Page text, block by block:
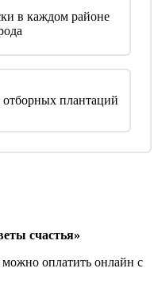
в каждом районе
плантаций
счастья»
оплатить онлайн с